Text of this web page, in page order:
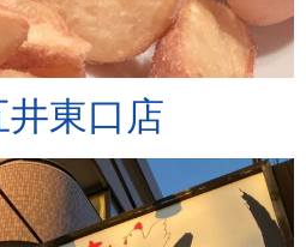
東口店